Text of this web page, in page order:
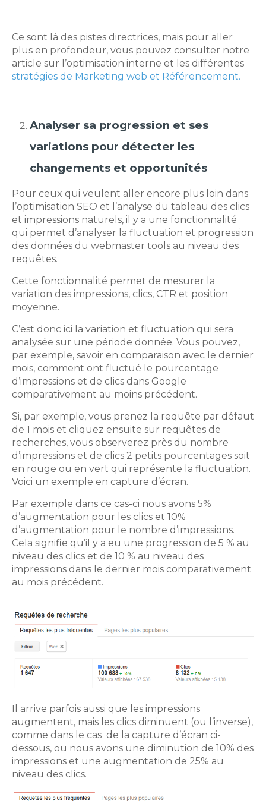
Ce sont là des pistes directrices, mais pour aller
plus en profondeur, vous pouvez consulter notre
article sur l’optimisation interne et les différentes
stratégies de Marketing web et Référencement.
Analyser sa progression et ses
variations pour détecter les
changements et opportunités
Pour ceux qui veulent aller encore plus loin dans
l’optimisation SEO et l’analyse du tableau des clics
et impressions naturels, il y a une fonctionnalité
qui permet d’analyser la fluctuation et progression
des données du webmaster tools au niveau des
requêtes.
Cette fonctionnalité permet de mesurer la
variation des impressions, clics, CTR et position
moyenne.
C’est donc ici la variation et fluctuation qui sera
analysée sur une période donnée. Vous pouvez,
par exemple, savoir en comparaison avec le dernier
mois, comment ont fluctué le pourcentage
d’impressions et de clics dans Google
comparativement au moins précédent.
Si, par exemple, vous prenez la requête par défaut
de 1 mois et cliquez ensuite sur requêtes de
recherches, vous observerez près du nombre
d’impressions et de clics 2 petits pourcentages soit
en rouge ou en vert qui représente la fluctuation.
Voici un exemple en capture d’écran.
Par exemple dans ce cas-ci nous avons 5%
d’augmentation pour les clics et 10%
d’augmentation pour le nombre d’impressions.
Cela signifie qu’il y a eu une progression de 5 % au
niveau des clics et de 10 % au niveau des
impressions dans le dernier mois comparativement
au mois précédent.
Il arrive parfois aussi que les impressions
augmentent, mais les clics diminuent (ou l’inverse),
comme dans le cas de la capture d’écran ci-
dessous, ou nous avons une diminution de 10% des
impressions et une augmentation de 25% au
niveau des clics.